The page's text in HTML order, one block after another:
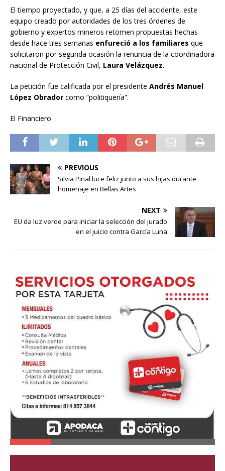
El tiempo proyectado, y que, a 25 días del accidente, este
equipo creado por autoridades de los tres órdenes de
gobierno y expertos mineros retomen propuestas hechas
desde hace tres semanas enfureció a los familiares que
solicitaron por segunda ocasión la renuncia de la coordinadora
nacional de Protección Civil, Laura Velázquez.
La petición fue calificada por el presidente Andrés Manuel
López Obrador como “politiquería”.
El Financiero
PREVIOUS
Silvia Pinal luce feliz junto a sus hijas durante
homenaje en Bellas Artes
NEXT
EU da luz verde para iniciar la selección del jurado
en el juicio contra García Luna